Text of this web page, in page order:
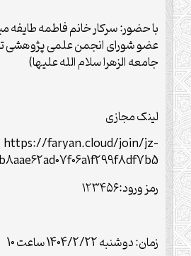
با حضور: سرکار خانم فاطمه طایفه
عضو شورای انجمن علمی پژوهشی
جامعه الزهرا سلام الله علیها)
لینک مجازی
https://faryan.cloud/join/jz-
رمز ورود:۱۲۳۴۵۶
زمان: دوشنبه 1404/2/22 ساعت 10